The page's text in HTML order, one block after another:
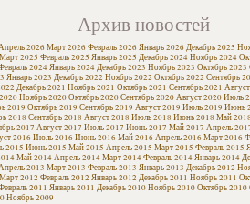
Архив новостей
2026 Март 2026 Февраль 2026 Январь 2026 Декабрь 2025
Март 2025 Февраль 2025 Январь 2025 Декабрь 2024Ноябрь 2024
2024Январь 2024Декабрь 2023 Ноябрь 2023 Октябрь 2023
Январь 2023 Декабрь 2022 Ноябрь 2022 Октябрь 2022 Сентябрь
Декабрь 2021 Ноябрь 2021 Октябрь 2021 Сентябрь 2021
Ноябрь 2020Октябрь 2020Сентябрь 2020Август 2020Июль
2019 Октябрь 2019 Сентябрь 2019 Август 2019 Июль 2019 Июнь
2018 Сентябрь 2018 Август 2018 Июль 2018 Июнь 2018 Май 2018
2017 Август 2017 Июль 2017 Июнь 2017 Май 2017 Апрель
2016 Июль 2016 Июнь 2016 Май 2016 Апрель 2016 Март 2016
2015 Июнь 2015 Май 2015 Апрель 2015 Март 2015 Февраль 2015
Май 2014Апрель 2014Март 2014Февраль 2014Январь 2014
2013 Март 2013 Февраль 2013 Январь 2013 Декабрь 2012
Март 2012 Февраль 2012 Январь 2012 Декабрь 2011 Ноябрь 2011
2011 Январь 2011 Декабрь 2010Ноябрь 2010Октябрь 2010
Ноябрь 2009